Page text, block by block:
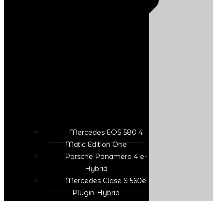
Mercedes EQS 580 4
Matic Edition One
Porsche Panamera 4 e-
Hybrid
Mercedes Clase S 560e
Plugin-Hybrid